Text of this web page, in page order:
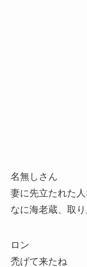
名無しさん
妻に先立たれた
なに海老蔵、取
ロン
禿げて来たね